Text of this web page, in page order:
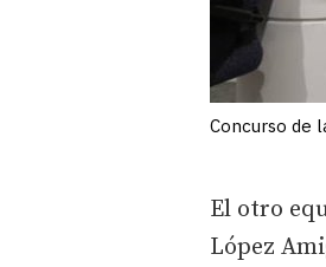
Concurso de
El otro
López